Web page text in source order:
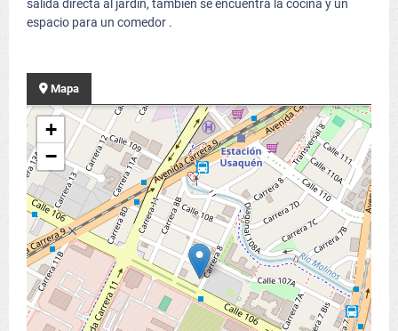
salida directa al jardín, también se encuentra la cocina y un
espacio para un comedor .
Mapa
+
−